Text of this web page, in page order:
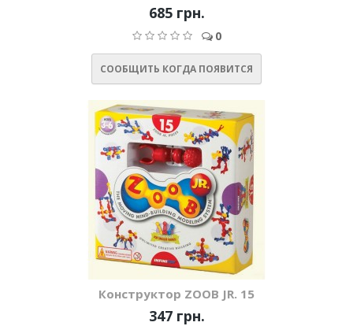
685 грн.
0
СООБЩИТЬ КОГДА ПОЯВИТСЯ
Конструктор ZOOB JR. 15
347 грн.